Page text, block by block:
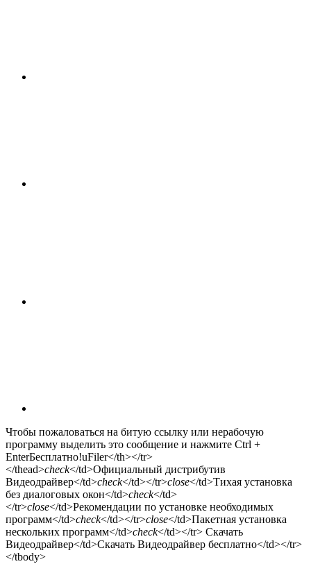
Чтобы пожаловаться на битую ссылку или нерабочую
программу выделить это сообщение и нажмите Ctrl +
EnterБесплатно!uFiler</th></tr>
</thead>check</td>Официальный дистрибутив
Видеодрайвер</td>check</td></tr>close</td>Тихая установка
без диалоговых окон</td>check</td>
</tr>close</td>Рекомендации по установке необходимых
программ</td>check</td></tr>close</td>Пакетная установка
нескольких программ</td>check</td></tr> Скачать
Видеодрайвер</td>Скачать Видеодрайвер бесплатно</td></tr>
</tbody>